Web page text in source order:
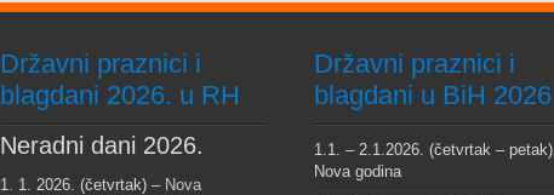
Državni praznici i
blagdani 2026. u RH
Neradni dani 2026.
1. 1. 2026. (četvrtak) – Nova
Državni praznici i
blagdani u BiH 2026
1.1. – 2.1.2026. (četvrtak – petak),
Nova godina